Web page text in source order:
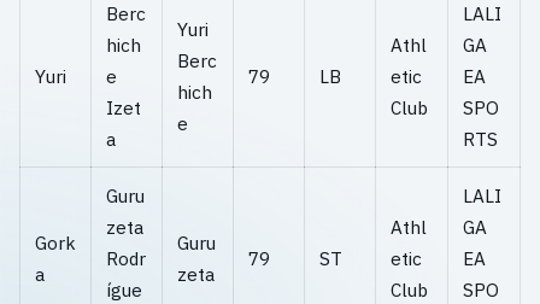
Yuri
Berc
hich
e
Izet
a
Yuri
Berc
hich
e
79 LB
Athl
etic
Club
LALI
GA
EA
SPO
RTS
Gork
a
Guru
zeta
Rodr
ígue
Guru
zeta
79 ST
Athl
etic
Club
LALI
GA
EA
SPO